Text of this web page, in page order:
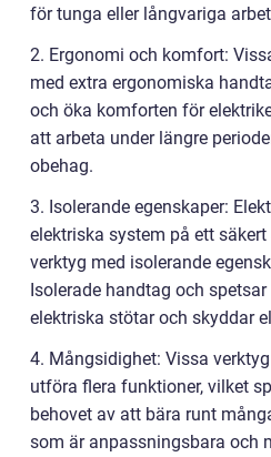
för tunga eller långvariga
2. Ergonomi och komfort:
med extra ergonomiska
och öka komforten för
att arbeta under längre
obehag.
3. Isolerande egenskaper:
elektriska system på ett
verktyg med isolerande
Isolerade handtag och
elektriska stötar och skyddar
4. Mångsidighet: Vissa
utföra flera funktioner, vilket
behovet av att bära runt
som är anpassningsbara och